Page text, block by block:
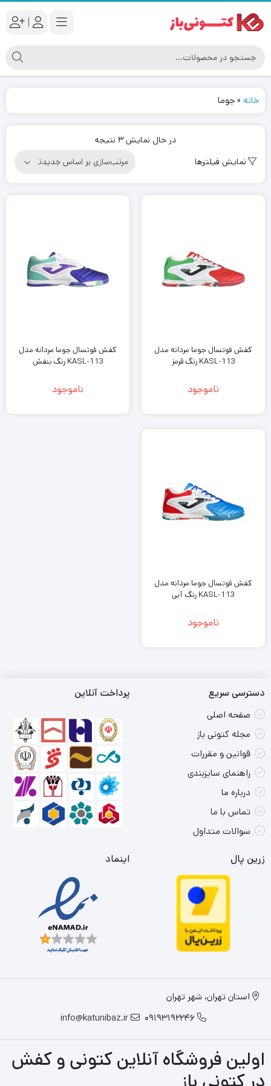
|
خانه »جوما
در حال نمایش 3 نتیجه
مرتب‌سازی
اساس
نمایش فیلترها
کفش فوتسال جوما مردانه مدل
KASL-113 رنگ قرمز
ناموجود
کفش فوتسال جوما مردانه مدل
KASL-113 رنگ بنفش
ناموجود
کفش فوتسال جوما مردانه مدل
KASL-113 رنگ آبی
ناموجود
دسترسی سریع
صفحه اصلی
مجله کتونی باز
قوانین و مقررات
راهنمای سایزبندی
درباره ما
تماس با ما
سوالات متداول
پرداخت آنلاین
زرین پال اینماد
استان تهران، شهر تهران
09193192246
info@katunibaz.ir
اولین فروشگاه آنلاین کتونی و کفش